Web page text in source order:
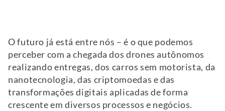
O futuro já está entre nós – é o que podemos
perceber com a chegada dos drones autônomos
realizando entregas, dos carros sem motorista, da
nanotecnologia, das criptomoedas e das
transformações digitais aplicadas de forma
crescente em diversos processos e negócios.